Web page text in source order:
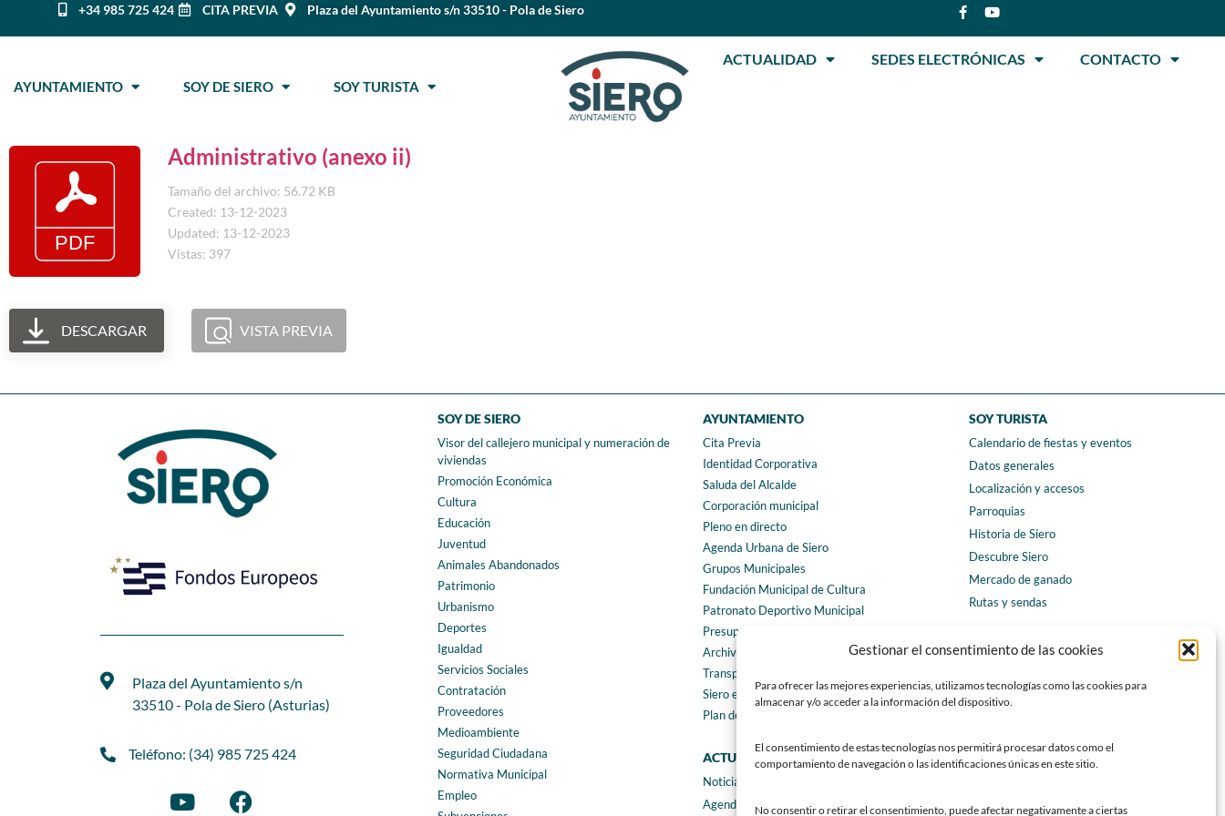
Gestionar el consentimiento de las cookies
Para ofrecer las mejores experiencias, utilizamos tecnologías como las cookies para
almacenar y/o acceder a la información del dispositivo.
El consentimiento de estas tecnologías nos permitirá procesar datos como el
comportamiento de navegación o las identificaciones únicas en este sitio.
No consentir o retirar el consentimiento, puede afectar negativamente a ciertas
+34 985 725 424 CITA PREVIA Plaza del Ayuntamiento s/n 33510 - Pola de Siero
AYUNTAMIENTO SOY DE SIERO SOY TURISTA
ACTUALIDAD SEDES ELECTRÓNICAS CONTACTO
Administrativo (anexo ii)
Tamaño del archivo: 56.72 KB
Created: 13-12-2023
Updated: 13-12-2023
Vistas: 397
DESCARGAR VISTA PREVIA
Plaza del Ayuntamiento s/n
33510 - Pola de Siero (Asturias)
Teléfono: (34) 985 725 424
SOY DE SIERO
Visor del callejero municipal y numeración de
viviendas
Promoción Económica
Cultura
Educación
Juventud
Animales Abandonados
Patrimonio
Urbanismo
Deportes
Igualdad
Servicios Sociales
Contratación
Proveedores
Medioambiente
Seguridad Ciudadana
Normativa Municipal
Empleo
AYUNTAMIENTO
Cita Previa
Identidad Corporativa
Saluda del Alcalde
Corporación municipal
Pleno en directo
Agenda Urbana de Siero
Grupos Municipales
Fundación Municipal de Cultura
Patronato Deportivo Municipal
Presupuestos municipales
Archivo municipal
Transparencia
Siero en Cifras
Plan de igualdad
ACTUALIDAD
Noticias
Agenda
SOY TURISTA
Calendario de fiestas y eventos
Datos generales
Localización y accesos
Parroquias
Historia de Siero
Descubre Siero
Mercado de ganado
Rutas y sendas
CONTACTO
Teléfonos de interés
Formulario de contacto